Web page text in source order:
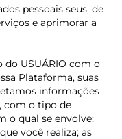
pessoais seus, de
e aprimorar a
do USUÁRIO com o
Plataforma, suas
informações
com o tipo de
o qual se envolve;
você realiza; as